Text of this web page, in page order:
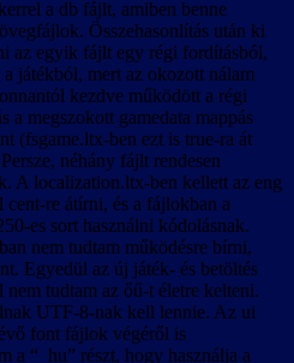
videók közben az Esc
van tiltva, tehát (a játék bevezető
nem lehet őket leállítani.
– v1.00
szöveg a játék 1.0001-es változata
megőrizni a hibamentességet az
változattal is.
a játékállások betölthetőségét
de a betöltött játékban
anomáliák a nevek körül is.
valószínűleg az lehet, hogy az új
érvényes nyelven kiosztott
a megszerzett rejtekhely-leírások
a kimentett játékállásba. A
a db fájlt, amiben benne
Összehasonlítás után ki
az egyik fájlt egy régi fordításból,
játékból, mert az okozott nálam
kezdve működött a régi
a megszokott gamedata mappás
(fsgame.ltx-ben ezt is true-ra át
néhány fájlt rendesen
A localization.ltx-ben kellett az eng
cent-re átírni, és a fájlokban a
es sort használni kódolásnak.
nem tudtam működésre bírni,
Egyedül az új játék- és betöltés
nem tudtam az őű-t életre kelteni.
UTF-8-nak kell lennie. Az ui
font fájlok végéről is
a “_hu” részt, hogy használja a